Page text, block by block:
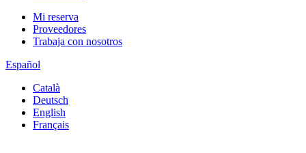
Mi reserva
Proveedores
Trabaja con nosotros
Español
Català
Deutsch
English
Français